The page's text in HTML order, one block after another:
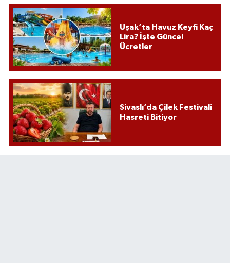
Uşak’ta Havuz Keyfi Kaç
Lira? İşte Güncel
Ücretler
Sivaslı’da Çilek Festivali
Hasreti Bitiyor